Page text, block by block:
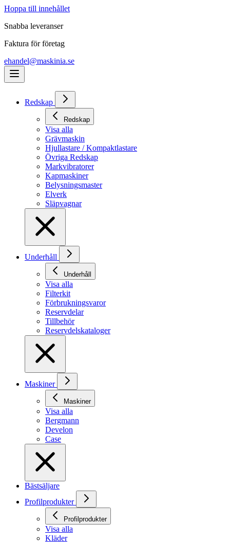
Hoppa till innehållet
Snabba leveranser
Faktura för företag
ehandel@maskinia.se
Redskap
Redskap
Visa alla
Grävmaskin
Hjullastare / Kompaktlastare
Övriga Redskap
Markvibratorer
Kapmaskiner
Belysningsmaster
Elverk
Släpvagnar
Underhåll
Underhåll
Visa alla
Filterkit
Förbrukningsvaror
Reservdelar
Tillbehör
Reservdelskataloger
Maskiner
Maskiner
Visa alla
Bergmann
Develon
Case
Bästsäljare
Profilprodukter
Profilprodukter
Visa alla
Kläder